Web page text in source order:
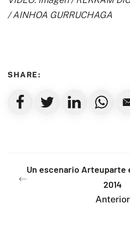
/ AINHOA GURRUCHAGA
SHARE:
Un escenario Arteuparte
2014
Anterior